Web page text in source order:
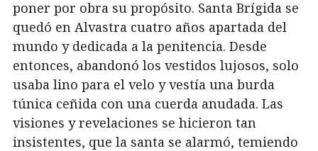
poner por obra su propósito. Santa Brígida se
quedó en Alvastra cuatro años apartada del
mundo y dedicada a la penitencia. Desde
entonces, abandonó los vestidos lujosos, solo
usaba lino para el velo y vestía una burda
túnica ceñida con una cuerda anudada. Las
visiones y revelaciones se hicieron tan
insistentes, que la santa se alarmó, temiendo